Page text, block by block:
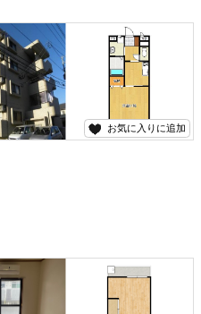
お気に入りに追加